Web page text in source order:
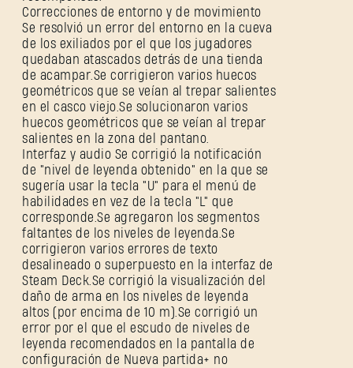
Correcciones de entorno y de movimiento
Se resolvió un error del entorno en la cueva
de los exiliados por el que los jugadores
quedaban atascados detrás de una tienda
de acampar.Se corrigieron varios huecos
geométricos que se veían al trepar salientes
en el casco viejo.Se solucionaron varios
huecos geométricos que se veían al trepar
salientes en la zona del pantano.
Interfaz y audio Se corrigió la notificación
de "nivel de leyenda obtenido" en la que se
sugería usar la tecla "U" para el menú de
habilidades en vez de la tecla "L" que
corresponde.Se agregaron los segmentos
faltantes de los niveles de leyenda.Se
corrigieron varios errores de texto
desalineado o superpuesto en la interfaz de
Steam Deck.Se corrigió la visualización del
daño de arma en los niveles de leyenda
altos (por encima de 10 m).Se corrigió un
error por el que el escudo de niveles de
leyenda recomendados en la pantalla de
configuración de Nueva partida+ no
¿Olvidaste la contraseña?
SUBMIT
¿Primera vez en Dying Light Outpost?Crea una
cuenta.